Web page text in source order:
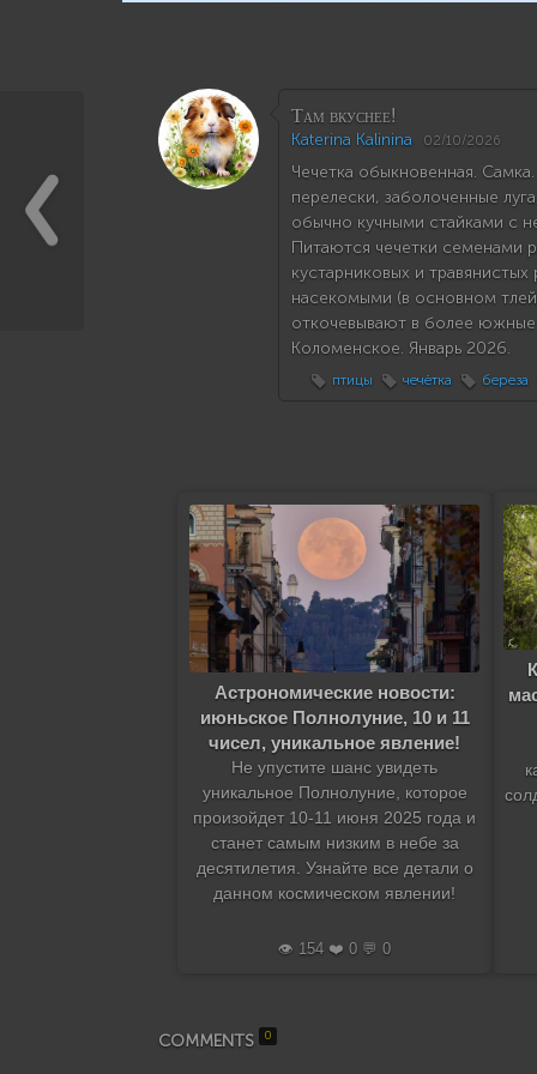
Там вкуснее!
Katerina Kalinina 02/10/2026
Чечетка обыкновенная.
перелески, заболоченные
обычно кучными стайками с
Питаются чечетки семенами
кустарниковых и
насекомыми (в основном
откочевывают в более
Коломенское. Январь 2026.
птицы чечётка береза
Астрономические новости:
июньское Полнолуние, 10 и 11
чисел, уникальное явление!
Не упустите шанс увидеть
уникальное Полнолуние, которое
произойдет 10-11 июня 2025 года и
станет самым низким в небе за
десятилетия. Узнайте все детали о
данном космическом явлении!
👁️ 154 ❤️ 0 💬 0
COMMENTS 0